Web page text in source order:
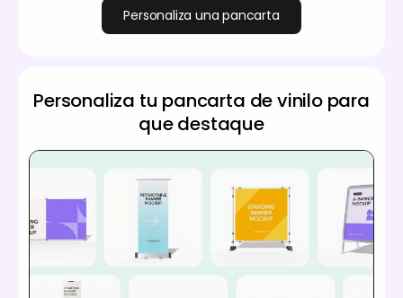
Personaliza una pancarta
Personaliza tu pancarta de vinilo para
que destaque